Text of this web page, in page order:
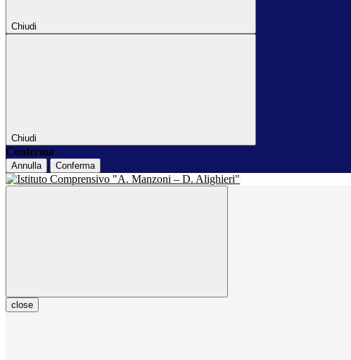
Chiudi
Chiudi
Conferma
Annulla Conferma
close